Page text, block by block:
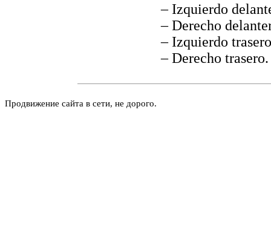
– Izquierdo
– Derecho
– Izquierdo
– Derecho trasero.
Продвижение сайта в сети, не дорого.